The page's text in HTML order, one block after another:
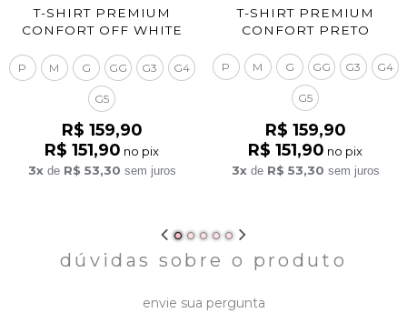
T-SHIRT PREMIUM
CONFORT OFF WHITE
P M G GG G3 G4
G5
R$ 159,90
R$ 151,90 no pix
3xde R$ 53,30 sem juros
T-SHIRT PREMIUM
CONFORT PRETO
P M G GG G3 G4
G5
R$ 159,90
R$ 151,90 no pix
3xde R$ 53,30 sem juros
dúvidas sobre o produto
envie sua pergunta